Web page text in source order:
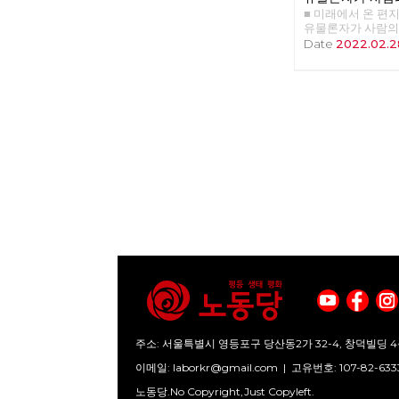
하는 이유
■ 미래에서 온 편
유물론자가 사람
유 >>>>>> 업로드
Date
주소: 서울특별시 영등포구 당산동2가 32-4, 창덕빌딩
이메일: laborkr@gmail.com | 고유번호: 107-82-
노동당.No Copyright,Just Copyleft.